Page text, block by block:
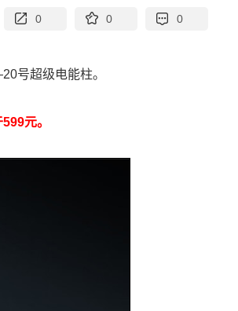
0 0 0
号超级电能柱。
元。